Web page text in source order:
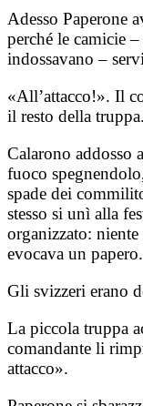
Adesso Paperone
perché le camicie
indossavano –
«All’attacco!». Il
il resto della truppa.
Calarono addosso
fuoco
spade dei
stesso si unì alla
organizzato:
evocava un papero.
Gli svizzeri erano
La piccola truppa
comandante li
attacco».